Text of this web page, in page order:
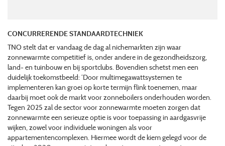
CONCURRERENDE STANDAARDTECHNIEK
TNO stelt dat er vandaag de dag al nichemarkten zijn waar
zonnewarmte competitief is, onder andere in de gezondheidszorg,
land- en tuinbouw en bij sportclubs. Bovendien schetst men een
duidelijk toekomstbeeld: ‘Door multimegawattsystemen te
implementeren kan groei op korte termijn flink toenemen, maar
daarbij moet ook de markt voor zonneboilers onderhouden worden.
Tegen 2025 zal de sector voor zonnewarmte moeten zorgen dat
zonnewarmte een serieuze optie is voor toepassing in aardgasvrije
wijken, zowel voor individuele woningen als voor
appartementencomplexen. Hiermee wordt de kiem gelegd voor de